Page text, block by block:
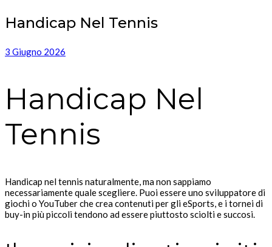
Handicap Nel Tennis
3 Giugno 2026
Handicap Nel
Tennis
Handicap nel tennis naturalmente, ma non sappiamo
necessariamente quale scegliere. Puoi essere uno sviluppatore di
giochi o YouTuber che crea contenuti per gli eSports, e i tornei di
buy-in più piccoli tendono ad essere piuttosto sciolti e succosi.